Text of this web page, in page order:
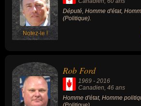
Notez-le !
Député, Homme d'état,
(Politique).
Rob Ford
1969 - 2016
Canadien, 46 ans
Homme d'état, Homme